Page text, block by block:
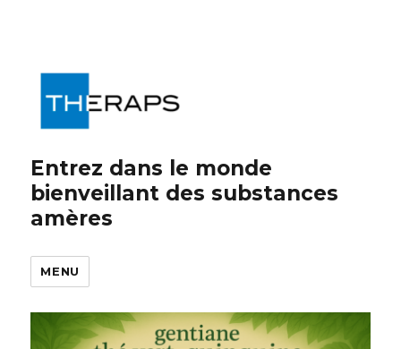
Entrez dans le monde
bienveillant des substances
amères
MENU